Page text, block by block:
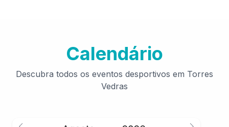
Calendário
Descubra todos os eventos desportivos em Torres
Vedras